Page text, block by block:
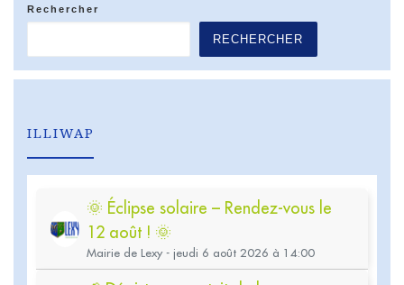
Rechercher
RECHERCHER
ILLIWAP